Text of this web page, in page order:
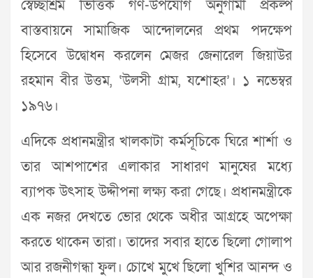
স্বেচ্ছাশ্রম ভিত্তিক গণ-উপযোগ অনুগামী প্রকল্প
বাস্তবায়নে সামাজিক আন্দোলনের প্রথম পদক্ষেপ
হিসেবে উদ্বোধন করলেন মেজর জেনারেল জিয়াউর
রহমান বীর উত্তম, ‘উলসী গ্রাম, যশোহর’। ১ নভেম্বর
১৯৭৬।
এদিকে প্রধানমন্ত্রীর খালকাটা কর্মসূচিকে ঘিরে শার্শা ও
তার আশপাশের এলাকার সাধারণ মানুষের মধ্যে
ব্যাপক উৎসাহ উদ্দীপনা লক্ষ্য করা গেছে। প্রধানমন্ত্রীকে
এক নজর দেখতে ভোর থেকে অধীর আগ্রহে অপেক্ষা
করতে থাকেন তারা। তাদের সবার হাতে ছিলো গোলাপ
আর রজনীগন্ধা ফুল। চোখে মুখে ছিলো খুশির আনন্দ ও